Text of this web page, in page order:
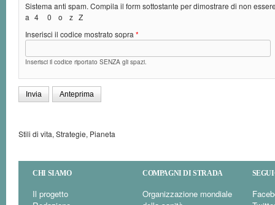
Sistema anti spam. Compila il form sottostante per dimostrare di non
z
o
0 Z
a 4
Inserisci il codice mostrato sopra *
Inserisci il codice riportato SENZA gli spazi.
Stili di vita, Strategie, Pianeta
CHI SIAMO
Il progetto
COMPAGNI DI STRADA
Organizzazione mondiale